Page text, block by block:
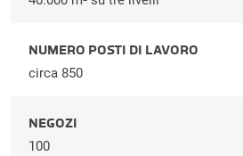
NUMERO POSTI DI LAVORO
circa 850
NEGOZI
100